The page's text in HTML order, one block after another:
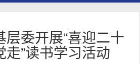
委开展“喜迎二十
”读书学习活动